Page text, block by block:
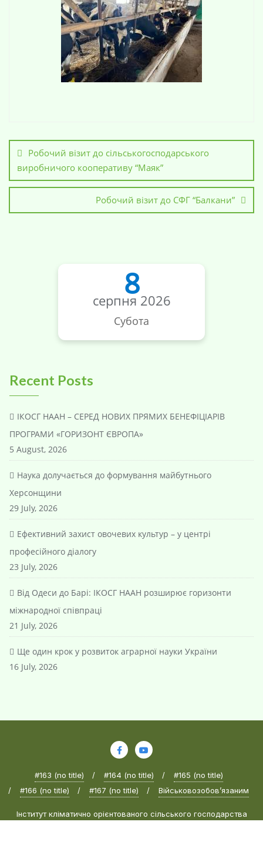
Робочий візит до сільськогосподарського
виробничого кооперативу “Маяк”
Робочий візит до СФГ “Балкани”
8
серпня 2026
Субота
Recent Posts
ІКОСГ НААН – СЕРЕД НОВИХ ПРЯМИХ БЕНЕФІЦІАРІВ
ПРОГРАМИ «ГОРИЗОНТ ЄВРОПА»
5 August, 2026
Наука долучається до формування майбутнього
Херсонщини
29 July, 2026
Ефективний захист овочевих культур – у центрі
професійного діалогу
23 July, 2026
Від Одеси до Барі: ІКОСГ НААН розширює горизонти
міжнародної співпраці
21 July, 2026
Ще один крок у розвиток аграрної науки України
16 July, 2026
#163 (no title) #164 (no title)
#165 (no title)
#166 (no title)
#167 (no title) Військовозобов’язаним
Інститут кліматично орієнтованого сільського господарства